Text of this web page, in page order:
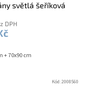
světlá šeříková
DPH
+ 70x90 cm
Kód:2008560